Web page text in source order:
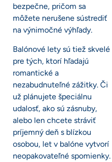
bezpečne, pričom sa
môžete nerušene sústrediť
na výnimočné výhľady.
Balónové lety sú tiež skvelé
pre tých, ktorí hľadajú
romantické a
nezabudnuteľné zážitky. Či
už plánujete špeciálnu
udalosť, ako sú zásnuby,
alebo len chcete stráviť
príjemný deň s blízkou
osobou, let v balóne vytvorí
neopakovateľné spomienky.